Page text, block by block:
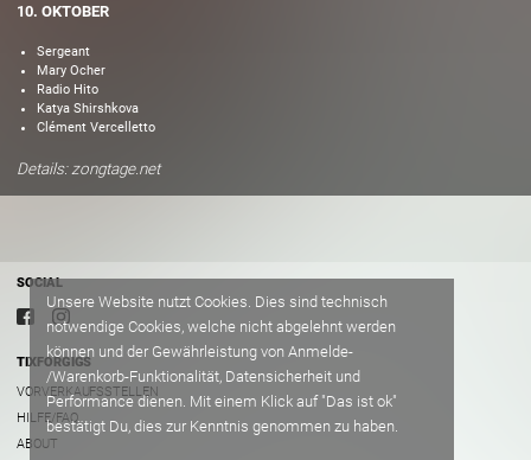
10. OKTOBER
Sergeant
Mary Ocher
Radio Hito
Katya Shirshkova
Clément Vercelletto
Details: zongtage.net
SOCIAL
TIXFORGIGS
VORVERKAUFSSTELLEN
HILFE/FAQ
ABOUT
Unsere Website nutzt Cookies. Dies sind technisch
notwendige Cookies, welche nicht abgelehnt werden
können und der Gewährleistung von Anmelde-
/Warenkorb-Funktionalität, Datensicherheit und
Performance dienen. Mit einem Klick auf "Das ist ok"
bestätigt Du, dies zur Kenntnis genommen zu haben.